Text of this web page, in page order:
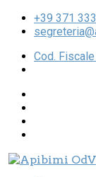
+39 371
Cod.